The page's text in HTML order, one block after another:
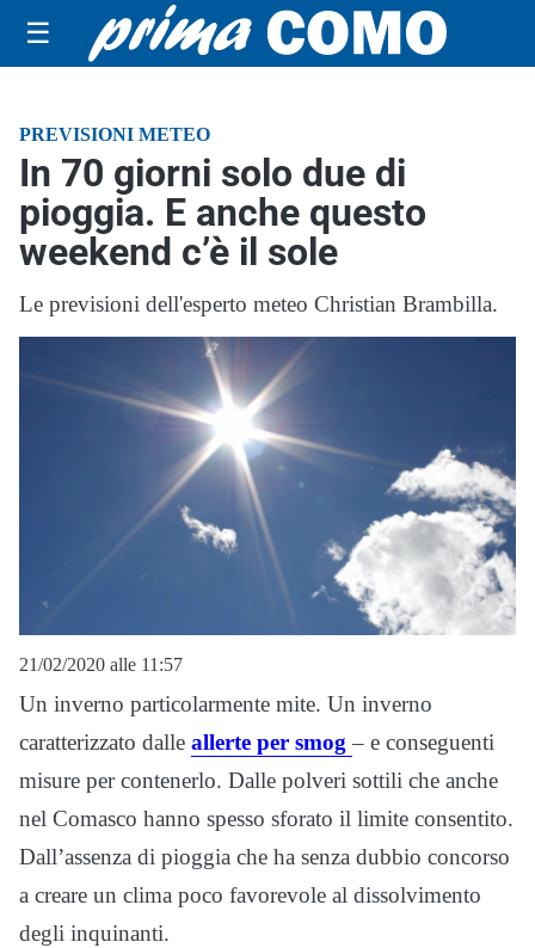
☰
PREVISIONI METEO
In 70 giorni solo due di
pioggia. E anche questo
weekend c’è il sole
Le previsioni dell'esperto meteo Christian Brambilla.
21/02/2020 alle 11:57
Un inverno particolarmente mite. Un inverno
caratterizzato dalle allerte per smog – e conseguenti
misure per contenerlo. Dalle polveri sottili che anche
nel Comasco hanno spesso sforato il limite consentito.
Dall’assenza di pioggia che ha senza dubbio concorso
a creare un clima poco favorevole al dissolvimento
degli inquinanti.